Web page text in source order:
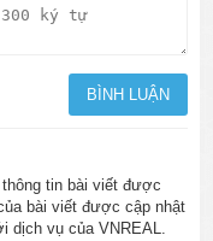
tin bài viết được
bài viết được cập nhật
dịch vụ của VNREAL.